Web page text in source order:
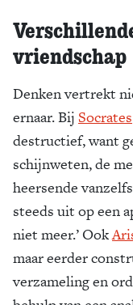
vriendschap
Denken vertrekt
ernaar. Bij Socrates
destructief, want
schijnweten, de
heersende
steeds uit op een
niet meer.’ Ook
maar eerder
verzameling en